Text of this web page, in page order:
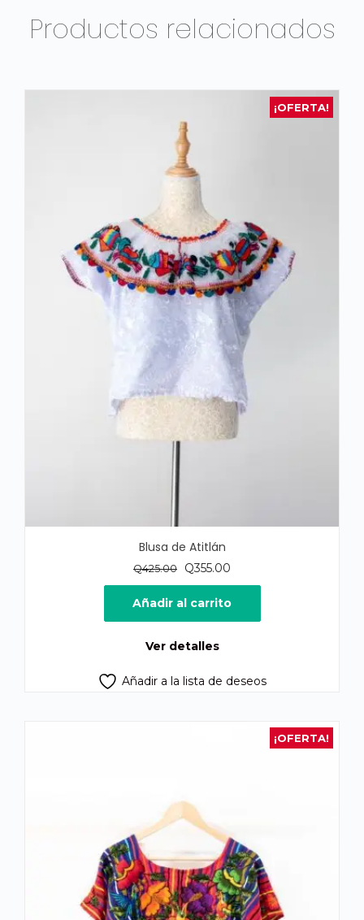
Productos relacionados
¡OFERTA!
Blusa de Atitlán
Q425.00
El
precio
original
era:
Q355.00
precio
actual
es:
Añadir al carrito
Ver detalles
Añadir a la lista de deseos
¡OFERTA!